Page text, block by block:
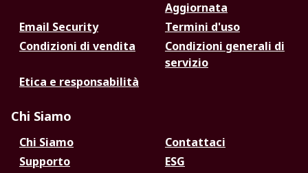
Aggiornata
Email Security
Termini d'uso
Condizioni di vendita
Condizioni generali di
servizio
Etica e responsabilità
Chi Siamo
Chi Siamo
Contattaci
Supporto
ESG